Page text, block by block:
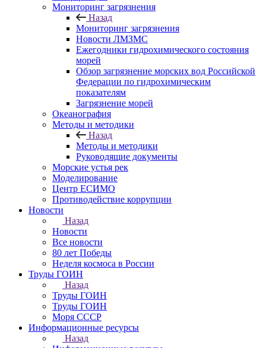
Мониторинг загрязнения
Назад
Мониторинг загрязнения
Новости ЛМЗМС
Ежегодники гидрохимического состояния
морей
Обзор загрязнение морских вод Российской
Федерации по гидрохимическим
показателям
Загрязнение морей
Океанография
Методы и методики
Назад
Методы и методики
Руководящие документы
Морские устья рек
Моделирование
Центр ЕСИМО
Противодействие коррупции
Новости
Назад
Новости
Все новости
80 лет Победы
Неделя космоса в России
Труды ГОИН
Назад
Труды ГОИН
Труды ГОИН
Моря СССР
Информационные ресурсы
Назад